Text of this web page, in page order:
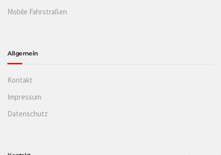
Mobile Fahrstraßen
Allgemein
Kontakt
Impressum
Datenschutz